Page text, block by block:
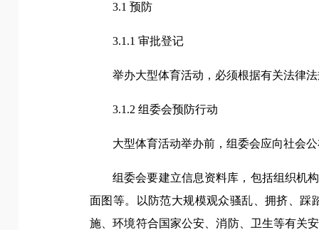
3.1 预防
3.1.1 审批登记
举办大型体育活动，必须根据有关法律
3.1.2 组委会预防行动
大型体育活动举办前，组委会应向社会
组委会要建立信息资料库，包括组织机
面图等。以防范大规模观众骚乱、拥挤、踩
施、环境符合国家公安、消防、卫生等有关